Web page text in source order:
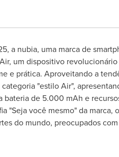
a nubia, uma marca de
um dispositivo
e prática. Aproveitando a
"estilo Air",
bateria de 5.000 mAh e
"Seja você mesmo" da
do mundo, preocupados